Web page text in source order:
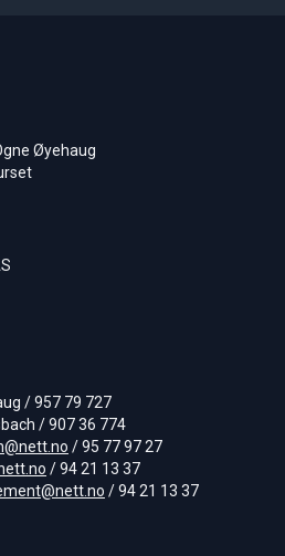
Øyehaug
/ 957 79 727
/ 907 36 774
/ 95 77 97 27
/ 94 21 13 37
/ 94 21 13 37